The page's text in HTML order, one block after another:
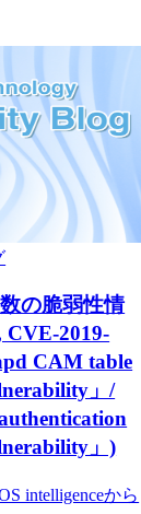
の脆弱性情
CVE-2019-
CAM table
」/
」)
intelligenceから